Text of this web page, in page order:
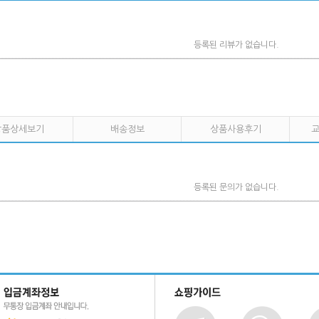
등록된 리뷰가 없습니다.
상세보기 배송정보 상품사용후기
등록된 문의가 없습니다.